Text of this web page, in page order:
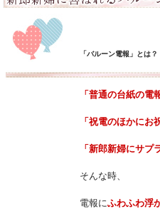
「バルーン電報」とは？
「普通の台紙の電
「祝電のほかにお
「新郎新婦にサプ
そんな時、
電報にふわふわ浮